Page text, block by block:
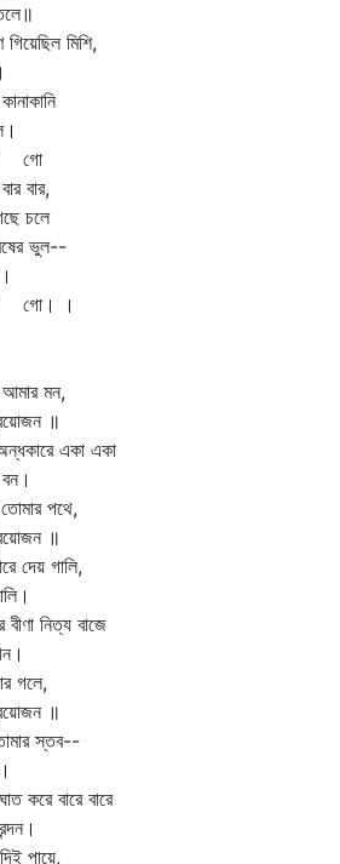
মিশি,
গো
বার,
চলে
ভুল--
গো। ।
মন,
॥
একা একা
পথে,
॥
দেয় গালি,
নিত্য বাজে
গলে,
॥
স্তব--
করে বারে বারে
পায়ে,